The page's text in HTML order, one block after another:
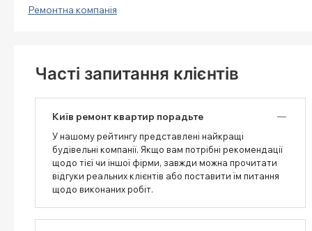
Ремонтна компанія
Часті запитання клієнтів
Київ ремонт квартир порадьте
У нашому рейтингу представлені найкращі
будівельні компанії. Якщо вам потрібні рекомендації
щодо тієї чи іншої фірми, завжди можна прочитати
відгуки реальних клієнтів або поставити їм питання
щодо виконаних робіт.